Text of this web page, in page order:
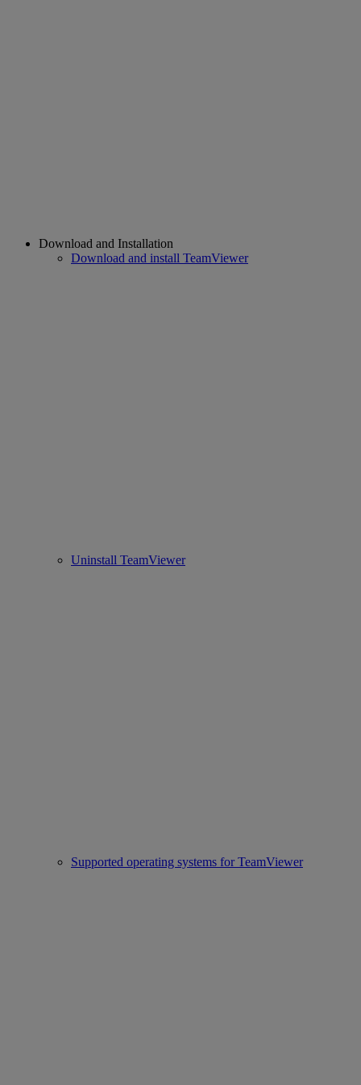
Download and Installation
Download and install TeamViewer
Uninstall TeamViewer
Supported operating systems for TeamViewer